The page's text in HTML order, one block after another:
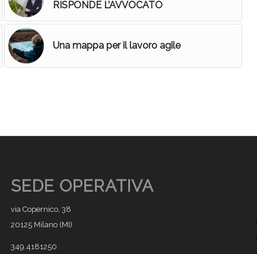
RISPONDE L’AVVOCATO
Una mappa per il lavoro agile
SEDE OPERATIVA
via Copernico, 38
20125 Milano (MI)
349.4181250